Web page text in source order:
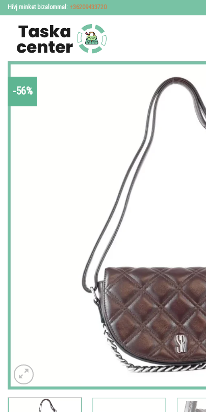
Skip
to
content
Hívj minket bizalommal: +36209433720
-56%